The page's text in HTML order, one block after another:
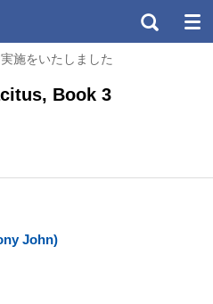
施をいたしました
Book 3
John)